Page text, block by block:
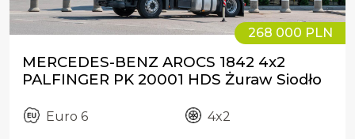
268 000 PLN
MERCEDES-BENZ AROCS 1842 4x2
PALFINGER PK 20001 HDS Żuraw Siodło
Euro 6 4x2